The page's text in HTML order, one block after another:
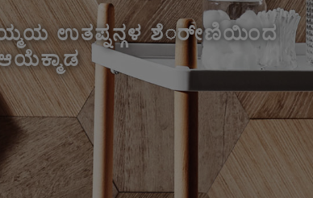
ಉತಪ್ನನ್ಗಳ ಶೆರ್ೕಣಿಯಿಂದ